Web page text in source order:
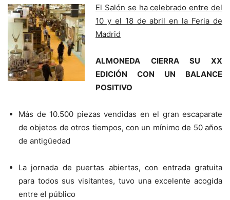
El Salón se ha celebrado entre del
10 y el 18 de abril en la Feria de
Madrid
ALMONEDA CIERRA SU XX
EDICIÓN CON UN BALANCE
POSITIVO
Más de 10.500 piezas vendidas en el gran escaparate
de objetos de otros tiempos, con un mínimo de 50 años
de antigüedad
La jornada de puertas abiertas, con entrada gratuita
para todos sus visitantes, tuvo una excelente acogida
entre el público